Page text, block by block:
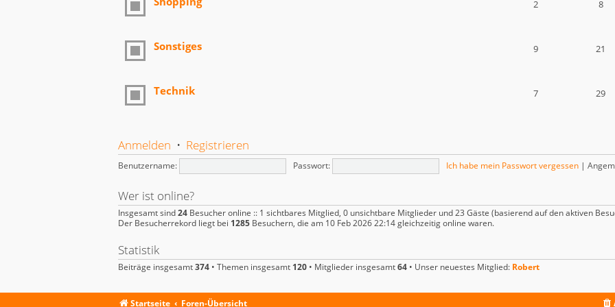
2 8
Sonstiges 9 21
Technik 7 29
Anmelden • Registrieren
Benutzername: Passwort: Ich habe mein Passwort vergessen |
Wer ist online?
Insgesamt sind24 Besucher online :: 1 sichtbares Mitglied, 0 unsichtbare Mitglieder und 23 Gäste (basierend auf den aktiven
Der Besucherrekord liegt bei 1285 Besuchern, die am 10 Feb 2026 22:14 gleichzeitig online waren.
Statistik
Beiträge insgesamt374 • Themen insgesamt 120 • Mitglieder insgesamt64 • Unser neuestes Mitglied: Robert
Startseite Foren-Übersicht